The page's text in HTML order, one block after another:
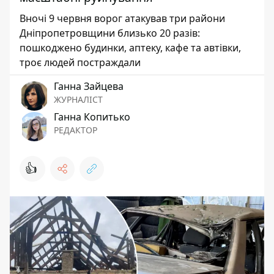
Вночі 9 червня ворог атакував три райони
Дніпропетровщини близько 20 разів:
пошкоджено будинки, аптеку, кафе та автівки,
троє людей постраждали
Ганна Зайцева
ЖУРНАЛІСТ
Ганна Копитько
РЕДАКТОР
👍